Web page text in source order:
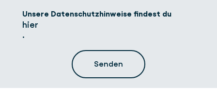
Unsere Datenschutzhinweise findest du
hier
.